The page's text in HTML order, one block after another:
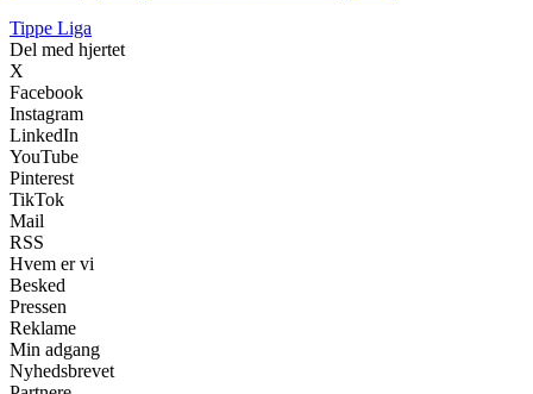
Tippe Liga
Del med hjertet
X
Facebook
Instagram
LinkedIn
YouTube
Pinterest
TikTok
Mail
RSS
Hvem er vi
Besked
Pressen
Reklame
Min adgang
Nyhedsbrevet